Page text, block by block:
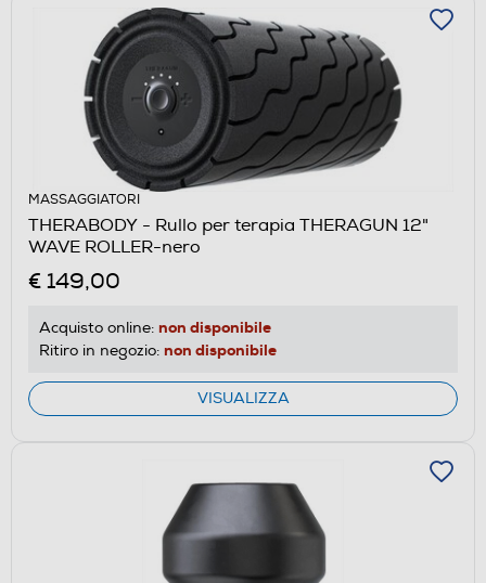
MASSAGGIATORI
THERABODY - Rullo per terapia THERAGUN 12"
WAVE ROLLER-nero
€ 149,00
Acquisto online: non disponibile
Ritiro in negozio: non disponibile
VISUALIZZA